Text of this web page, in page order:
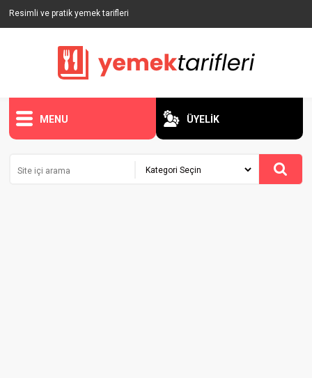
Resimli ve pratik yemek tarifleri
MENU ÜYELİK